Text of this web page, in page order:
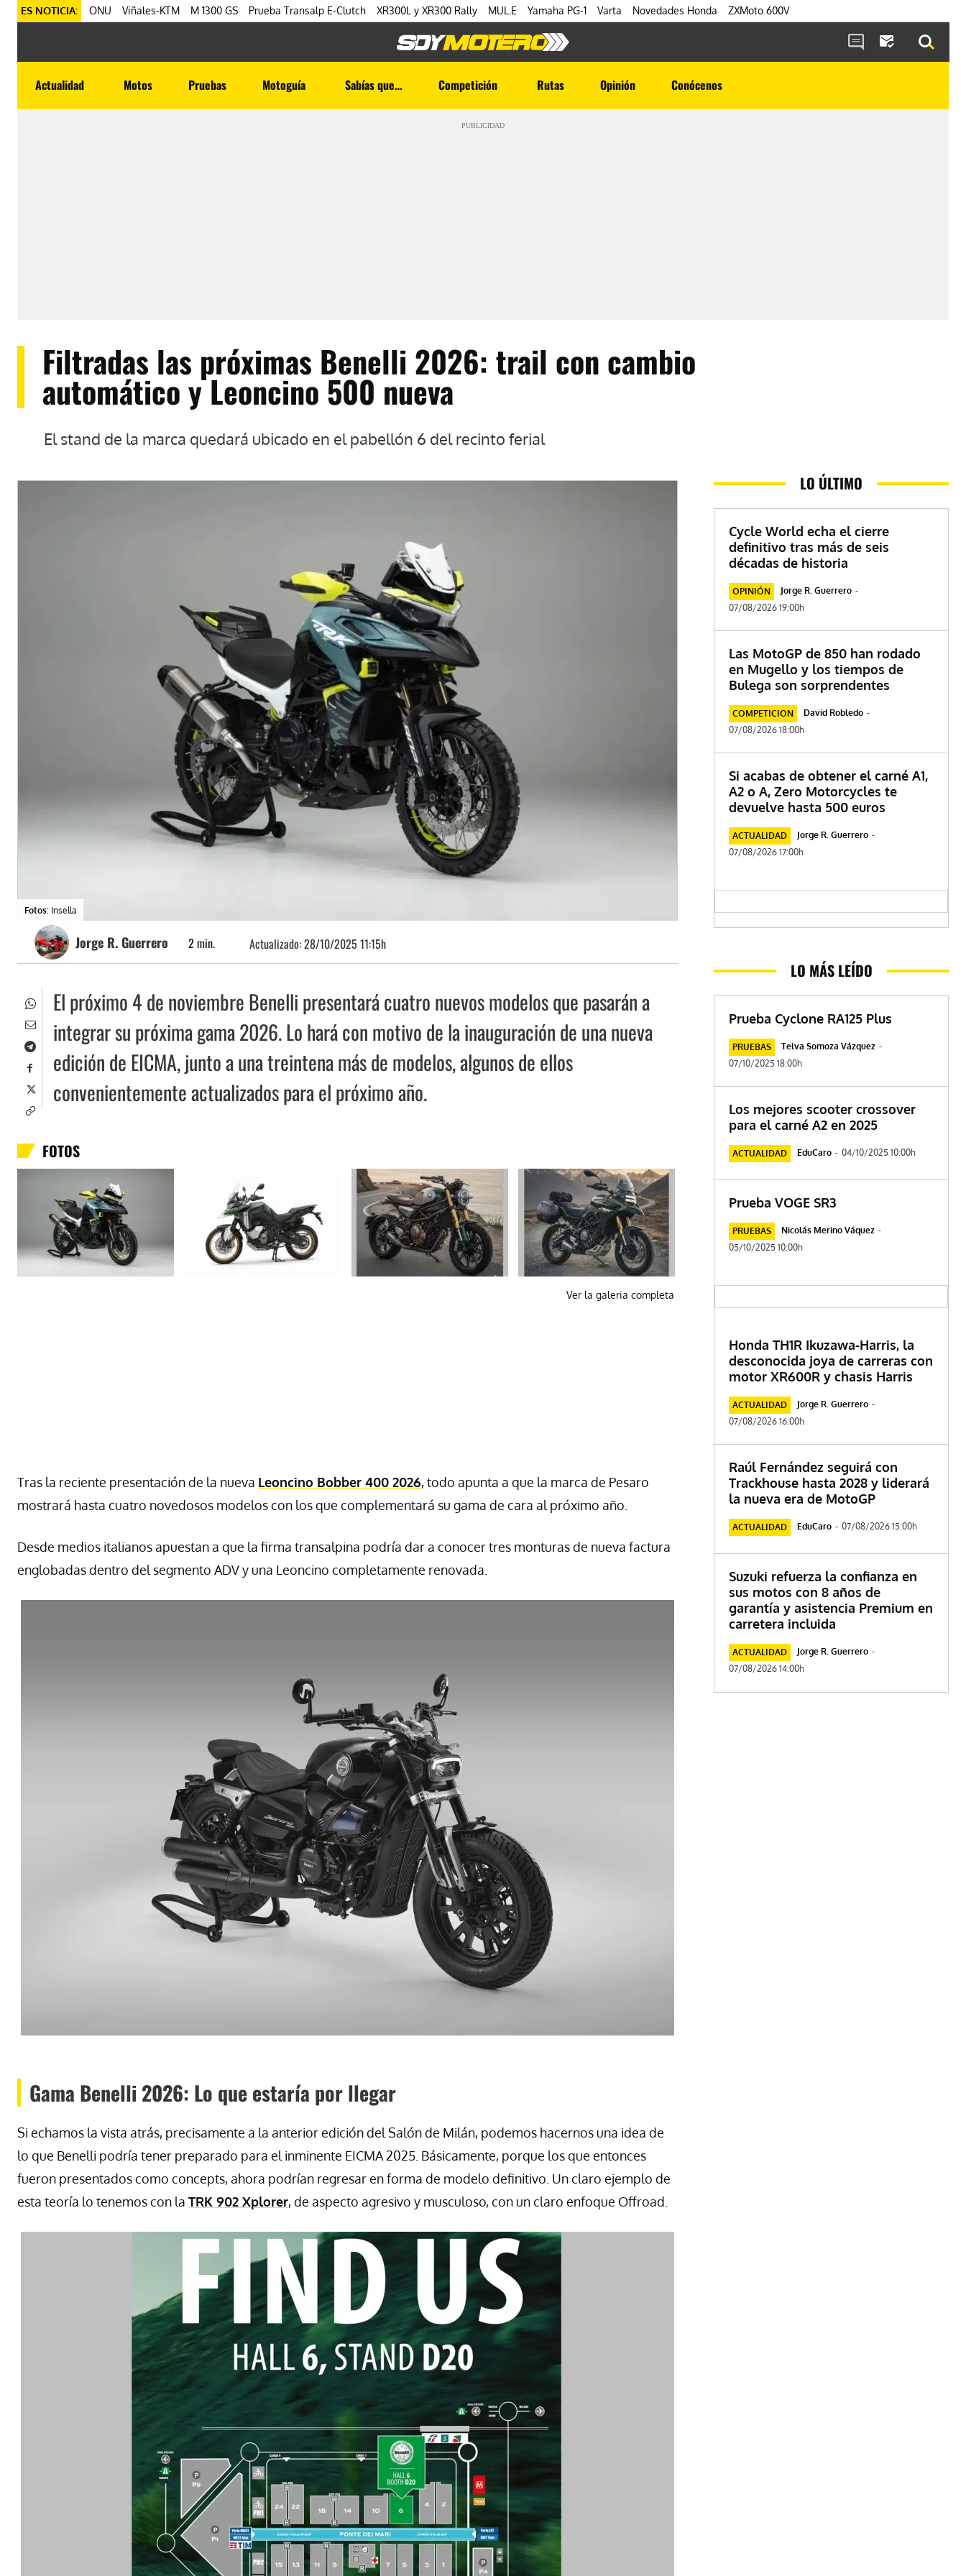
ES NOTICIA: ONU Viñales-KTM M 1300 GS Prueba Transalp E-Clutch XR300L y XR300 Rally MUL.E Yamaha PG-1 Varta Novedades Honda ZXMoto 600V
Actualidad Motos Pruebas Motoguía Sabías que… Competición Rutas Opinión Conócenos
PUBLICIDAD
Filtradas las próximas Benelli 2026: trail con cambio
automático y Leoncino 500 nueva
El stand de la marca quedará ubicado en el pabellón 6 del recinto ferial
Fotos: Insella
Jorge R. Guerrero 2 min. Actualizado:28/10/2025 11:15h
El próximo 4 de noviembre Benelli presentará cuatro nuevos modelos que pasarán a
integrar su próxima gama 2026. Lo hará con motivo de la inauguración de una nueva
edición de EICMA, junto a una treintena más de modelos, algunos de ellos
convenientemente actualizados para el próximo año.
FOTOS
Ver la galeria completa
Tras la reciente presentación de la nueva Leoncino Bobber 400 2026, todo apunta a que la marca de Pesaro
mostrará hasta cuatro novedosos modelos con los que complementará su gama de cara al próximo año.
Desde medios italianos apuestan a que la firma transalpina podría dar a conocer tres monturas de nueva factura
englobadas dentro del segmento ADV y una Leoncino completamente renovada.
Gama Benelli 2026: Lo que estaría por llegar
Si echamos la vista atrás, precisamente a la anterior edición del Salón de Milán, podemos hacernos una idea de
lo que Benelli podría tener preparado para el inminente EICMA 2025. Básicamente, porque los que entonces
fueron presentados como concepts, ahora podrían regresar en forma de modelo definitivo. Un claro ejemplo de
esta teoría lo tenemos con la TRK 902 Xplorer, de aspecto agresivo y musculoso, con un claro enfoque Offroad.
LO ÚLTIMO
Cycle World echa el cierre
definitivo tras más de seis
décadas de historia
OPINIÓN Jorge R. Guerrero -
07/08/2026 19:00h
Las MotoGP de 850 han rodado
en Mugello y los tiempos de
Bulega son sorprendentes
COMPETICION David Robledo -
07/08/2026 18:00h
Si acabas de obtener el carné A1,
A2 o A, Zero Motorcycles te
devuelve hasta 500 euros
ACTUALIDAD Jorge R. Guerrero -
07/08/2026 17:00h
LO MÁS LEÍDO
Prueba Cyclone RA125 Plus
PRUEBAS Telva Somoza Vázquez -
07/10/2025 18:00h
Los mejores scooter crossover
para el carné A2 en 2025
ACTUALIDAD EduCaro - 04/10/2025 10:00h
Prueba VOGE SR3
PRUEBAS Nicolás Merino Váquez -
05/10/2025 10:00h
Honda TH1R Ikuzawa-Harris, la
desconocida joya de carreras con
motor XR600R y chasis Harris
ACTUALIDAD Jorge R. Guerrero -
07/08/2026 16:00h
Raúl Fernández seguirá con
Trackhouse hasta 2028 y liderará
la nueva era de MotoGP
ACTUALIDAD EduCaro - 07/08/2026 15:00h
Suzuki refuerza la confianza en
sus motos con 8 años de
garantía y asistencia Premium en
carretera incluida
ACTUALIDAD Jorge R. Guerrero -
07/08/2026 14:00h